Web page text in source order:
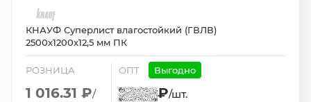
КНАУФ Суперлист влагостойкий (ГВЛВ)
2500х1200х12,5 мм ПК
РОЗНИЦА
1 016.31 ₽/
ОПТ Выгодно
₽/шт.